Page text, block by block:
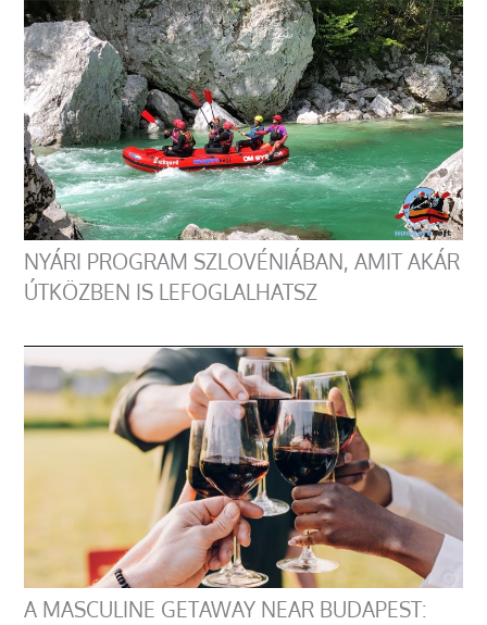
NYÁRI PROGRAM SZLOVÉNIÁBAN, AMIT AKÁR
ÚTKÖZBEN IS LEFOGLALHATSZ
A MASCULINE GETAWAY NEAR BUDAPEST: